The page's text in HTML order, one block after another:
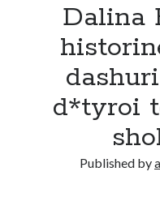
Dalina
d*tyroi
Published by